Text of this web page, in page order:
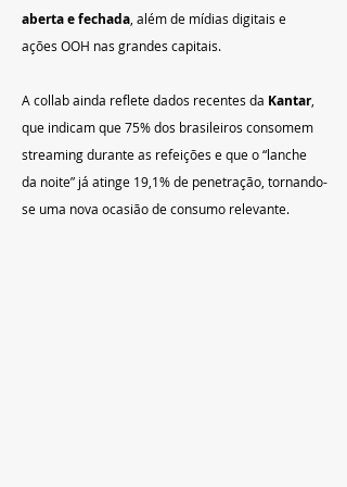
aberta e fechada , além de mídias digitais e
ações OOH nas grandes capitais.
A collab ainda reflete dados recentes da Kantar,
que indicam que 75% dos brasileiros consomem
streaming durante as refeições e que o “lanche
da noite” já atinge 19,1% de penetração, tornando-
se uma nova ocasião de consumo relevante.